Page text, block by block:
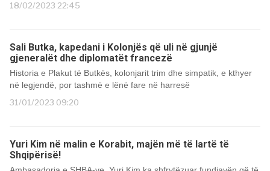
18/02/2023 22:45
Sali Butka, kapedani i Kolonjës që uli në gjunjë
gjeneralët dhe diplomatët francezë
Historia e Plakut të Butkës, kolonjarit trim dhe simpatik, e kthyer
në legjendë, por tashmë e lënë fare në harresë
31/01/2023 09:20
Yuri Kim në malin e Korabit, majën më të lartë të
Shqipërisë!